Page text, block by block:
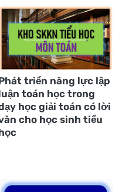
triển năng lực lập
toán học trong
học giải toán có lời
cho học sinh tiểu